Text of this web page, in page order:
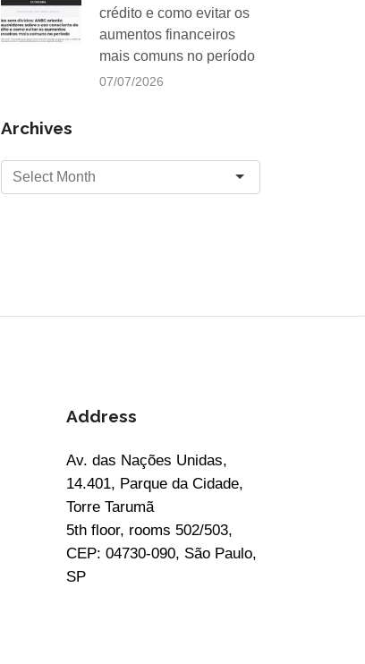
crédito e como evitar os
aumentos financeiros
mais comuns no período
07/07/2026
Archives
Address
Av. das Nações Unidas,
14.401, Parque da Cidade,
Torre Tarumã
5th floor, rooms 502/503,
CEP: 04730-090, São Paulo,
SP